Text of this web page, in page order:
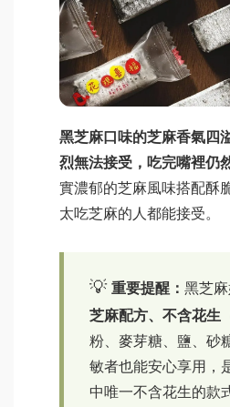
黑芝麻口味的芝麻香氣四
烈無法接受，吃完嘴裡仍
實濃郁的芝麻風味搭配酥
太吃芝麻的人都能接受。
重要提醒： 黑芝
芝麻配方、不含花生
粉、麥芽糖、鹽、砂
敏者也能安心享用，
中唯一不含花生的款